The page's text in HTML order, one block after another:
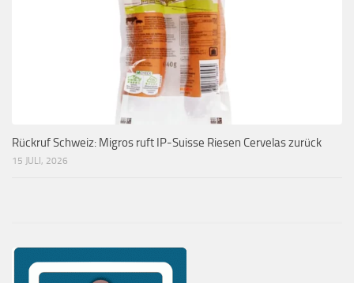
Rückruf Schweiz: Migros ruft IP-Suisse Riesen Cervelas zurück
15 JULI, 2026